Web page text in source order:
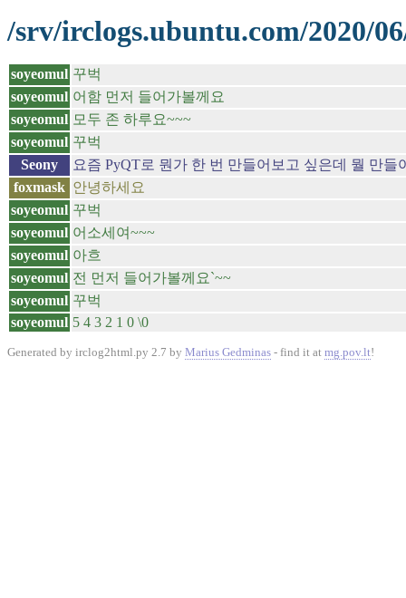
/srv/irclogs.ubuntu.com/2020/
soyeomul 꾸벅
soyeomul 어함 먼저 들어가볼께요
soyeomul 모두 존 하루요~~~
soyeomul 꾸벅
Seony
요즘 PyQT로 뭔가 한 번 만들어보고 싶은데 뭘 만
foxmask 안녕하세요
soyeomul 꾸벅
soyeomul 어소세여~~~
soyeomul 아흐
soyeomul 전 먼저 들어가볼께요`~~
soyeomul 꾸벅
soyeomul 5 4 3 2 1 0 \0
Generated by irclog2html.py 2.7 by Marius Gedminas - find it at mg.pov.lt!